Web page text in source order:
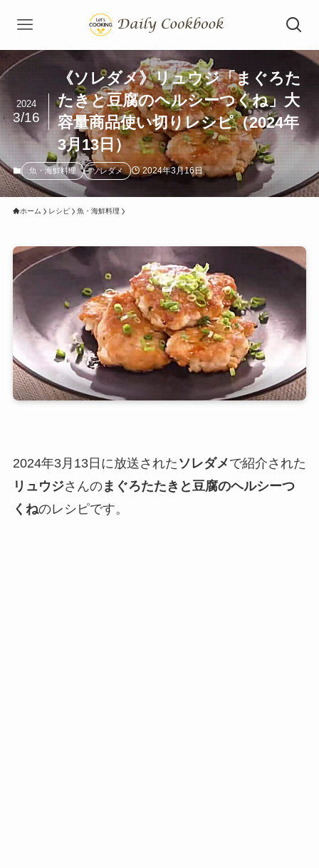
《ソレダメ》リュウジ「まぐろた
たきと豆腐のヘルシーつくね」大
容量商品使い切りレシピ（2024年
3月13日）
2024
3/16
魚・海鮮料理 ソレダメ 2024年3月16日
ホーム レシピ 魚・海鮮料理
2024年3月13日に放送された ソレダメで紹介された
リュウジさんのまぐろたたきと豆腐のヘルシーつ
くねのレシピです。